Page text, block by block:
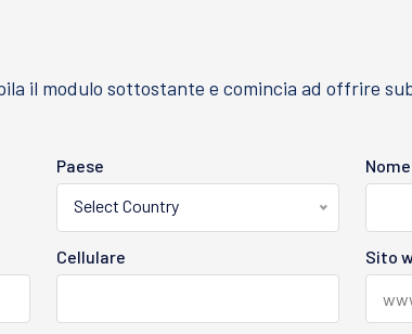
il modulo sottostante e comincia ad offrire
Paese
Select Country
Cellulare Sito